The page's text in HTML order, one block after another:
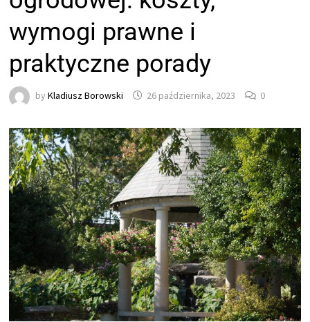
wymogi prawne i
praktyczne porady
byKladiusz Borowski 26 października, 2023 0